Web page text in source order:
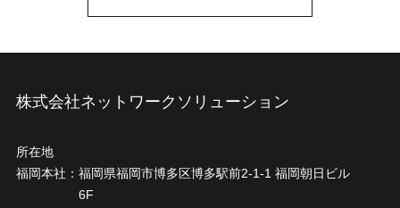
株式会社ネットワークソリューション
所在地
福岡本社： 福岡県福岡市博多区博多駅前2-1-1 福岡朝日ビル
6F